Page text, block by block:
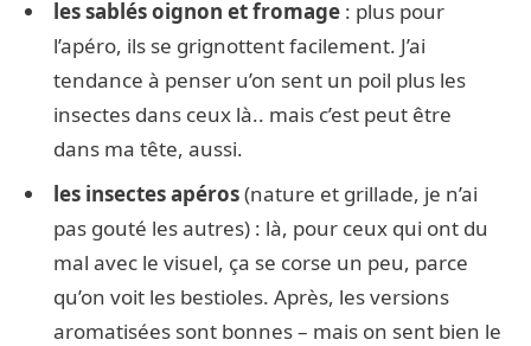
les sablés oignon et fromage : plus pour
l’apéro, ils se grignottent facilement. J’ai
tendance à penser u’on sent un poil plus les
insectes dans ceux là.. mais c’est peut être
dans ma tête, aussi.
les insectes apéros(nature et grillade, je n’ai
pas gouté les autres) : là, pour ceux qui ont du
mal avec le visuel, ça se corse un peu, parce
qu’on voit les bestioles. Après, les versions
aromatisées sont bonnes – mais on sent bien le